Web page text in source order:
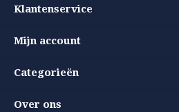
Klantenservice
Mijn account
Categorieën
Over ons